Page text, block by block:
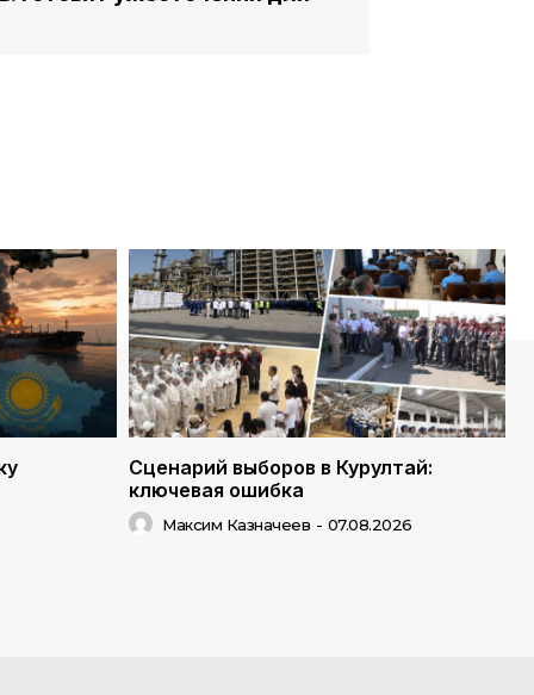
Сценарий выборов в Курултай:
ключевая ошибка
Максим Казначеев - 07.08.2026